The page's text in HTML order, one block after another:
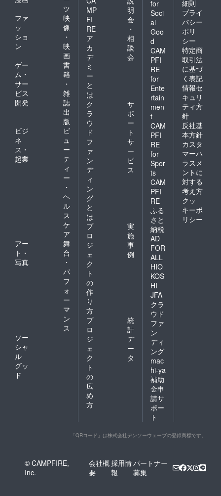
ツ
ファ
ッ
ショ
ン
映
像
・
映
画
ゲー
ム・
サー
ビス
開発
書
籍
・
雑
誌
出
版
ビジ
ネ
ス・
起業
ビ
ュ
ー
テ
ィ
ー
・
ヘ
ル
ス
ケ
ア
アー
ト・
写真
舞
台
・
パ
フ
ォ
ー
マ
ン
ス
ソー
シャ
ル
グッ
ド
MP
FI
RE
ア
カ
デ
ミ
ー
と
は
明
会
・
相
談
会
ク
ラ
ウ
ド
フ
ァ
ン
デ
ィ
ン
グ
と
は
サ
ポ
ー
ト
サ
ー
ビ
ス
プ
ロ
ジ
ェ
ク
ト
の
作
り
方
実
施
事
例
プ
ロ
ジ
ェ
ク
ト
の
広
め
方
統
計
デ
ー
タ
for
Soci
al
Goo
d
CAM
PFI
RE
for
Ente
rtain
men
t
CAM
PFI
RE
for
Spor
ts
CAM
PFI
RE
ふる
さと
納税
AD
FOR
ALL
HIO
KOS
HI
JFA
クラ
ウド
ファ
ン
ディ
ング
mac
hi-ya
補助
金申
請サ
ポー
ト
細則
プライ
バシー
ポリ
シー
特定商
取引法
に基づ
く表記
情報セ
キュリ
ティ方
針
反社基
本方針
カスタ
マーハ
ラスメ
ントに
対する
考え方
クッ
キーポ
リシー
「QRコード」は株式会社デンソーウェーブの登録商標です。
© CAMPFIRE,
Inc.
会社概
要
採用情
報
パートナー
募集